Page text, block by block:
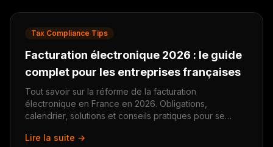
Tax Compliance Tips
Facturation électronique 2026 : le guide
complet pour les entreprises françaises
Tout savoir sur la réforme de la facturation
électronique en France en 2026. Obligations,
calendrier, solutions et conseils pratiques pour se
Lire la suite →